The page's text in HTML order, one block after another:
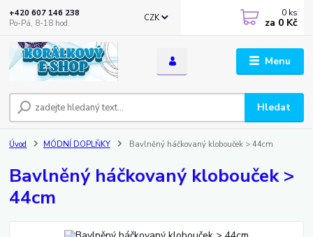
Menu
CZK
Hledat
+420 607 146 238
Po-Pá, 8-18 hod.
0 ks
za 0 Kč
Úvod MÓDNÍ DOPLŇKY Bavlněný háčkovaný klobouček > 44cm
Bavlněný háčkovaný klobouček >
44cm